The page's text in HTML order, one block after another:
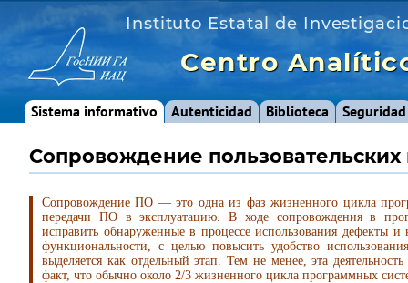
Instituto Estatal de
Centro
Sistema informativo Autenticidad Biblioteca Seguridad
Сопровождение
Сопровождение ПО — это одна из фаз жизненного цикла
передачи ПО в эксплуатацию. В ходе сопровождения в
исправить обнаруженные в процессе использования дефекты
функциональности, с целью повысить удобство
выделяется как отдельный этап. Тем не менее, эта
факт, что обычно около 2/3 жизненного цикла программных